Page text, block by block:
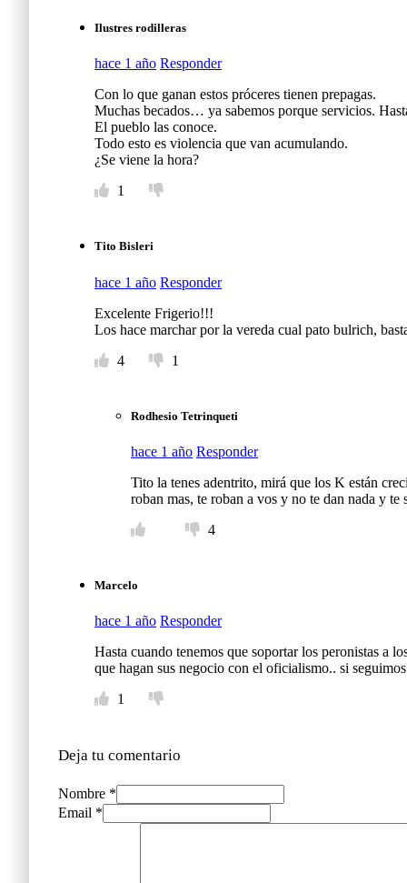
Ilustres rodilleras
hace 1 año Responder
Con lo que ganan estos próceres tienen prepagas.
Muchas becados… ya sabemos porque servicios.
El pueblo las conoce.
Todo esto es violencia que van acumulando.
¿Se viene la hora?
1
Tito Bisleri
hace 1 año Responder
Excelente Frigerio!!!
Los hace marchar por la vereda cual pato bulrich,
4
1
Rodhesio Tetrinqueti
hace 1 año Responder
Tito la tenes adentrito, mirá que los K están
roban mas, te roban a vos y no te dan nada y te
4
Marcelo
hace 1 año Responder
Hasta cuando tenemos que soportar los peronistas
que hagan sus negocio con el oficialismo.. si
1
Deja tu comentario
Nombre *
Email *